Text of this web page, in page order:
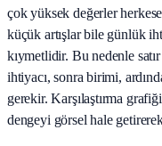
çok yüksek değerler
küçük artışlar bile günlük
kıymetlidir. Bu nedenle
ihtiyacı, sonra birimi,
gerekir. Karşılaştırma
dengeyi görsel hale